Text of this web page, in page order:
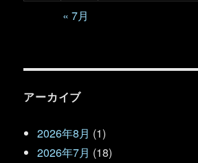
« 7月
アーカイブ
2026年8月 (1)
2026年7月 (18)